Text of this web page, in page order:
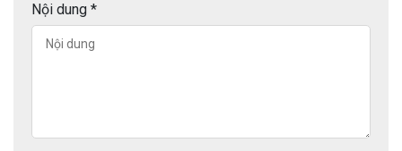
Nội dung *